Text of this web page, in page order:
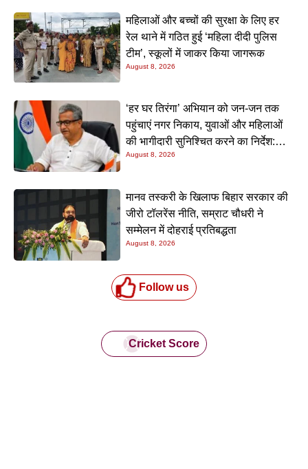
महिलाओं और बच्चों की सुरक्षा के लिए हर
रेल थाने में गठित हुई ‘महिला दीदी पुलिस
टीम’, स्कूलों में जाकर किया जागरूक
August 8, 2026
‘हर घर तिरंगा’ अभियान को जन-जन तक
पहुंचाएं नगर निकाय, युवाओं और महिलाओं
की भागीदारी सुनिश्चित करने का निर्देश:
नीतीश मिश्रा
August 8, 2026
मानव तस्करी के खिलाफ बिहार सरकार की
जीरो टॉलरेंस नीति, सम्राट चौधरी ने
सम्मेलन में दोहराई प्रतिबद्धता
August 8, 2026
Follow us
Cricket Score